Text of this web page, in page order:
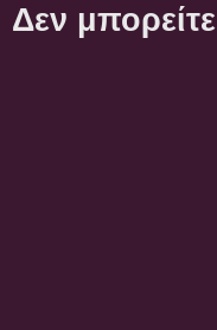
Δεν μπορείτε